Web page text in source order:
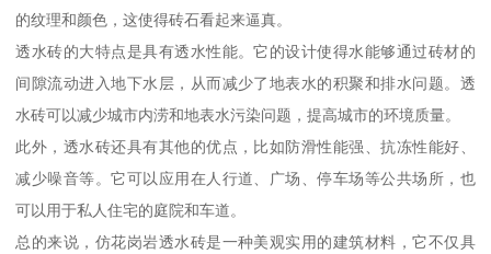
的纹理和颜色，这使得砖石看起来逼真。
透水砖的大特点是具有透水性能。它的设计使得水能够通过砖材的
间隙流动进入地下水层，从而减少了地表水的积聚和排水问题。透
水砖可以减少城市内涝和地表水污染问题，提高城市的环境质量。
此外，透水砖还具有其他的优点，比如防滑性能强、抗冻性能好、
减少噪音等。它可以应用在人行道、广场、停车场等公共场所，也
可以用于私人住宅的庭院和车道。
总的来说，仿花岗岩透水砖是一种美观实用的建筑材料，它不仅具